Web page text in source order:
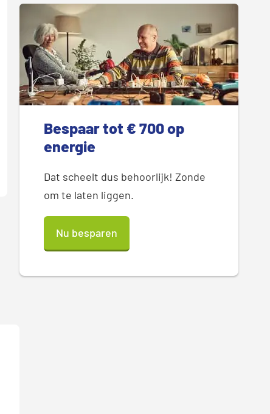
Bespaar tot € 700 op
energie
Dat scheelt dus behoorlijk! Zonde
om te laten liggen.
Nu besparen